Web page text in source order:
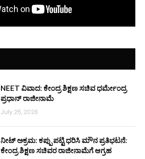
NEET ವಿವಾದ: ಕೇಂದ್ರ ಶಿಕ್ಷಣ ಸಚಿವ ಧರ್ಮೇಂದ್ರ
ಪ್ರಧಾನ್ ರಾಜೀನಾಮೆ
July 25, 2026
ನೀಟ್ ಅಕ್ರಮ: ಕಪ್ಪು ಪಟ್ಟಿ ಧರಿಸಿ ಮೌನ ಪ್ರತಿಭಟನೆ:
ಕೇಂದ್ರ ಶಿಕ್ಷಣ ಸಚಿವರ ರಾಜೀನಾಮೆಗೆ ಆಗ್ರಹ